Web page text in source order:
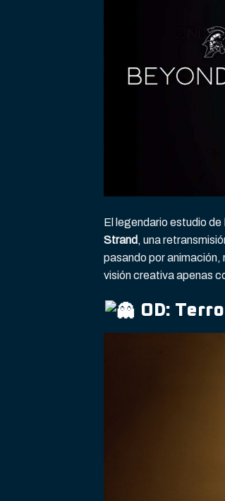
El legendario estudio de
Strand , una
pasando por animación,
visión creativa apenas
OD: